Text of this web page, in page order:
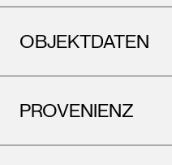
OBJEKTDATEN
PROVENIENZ